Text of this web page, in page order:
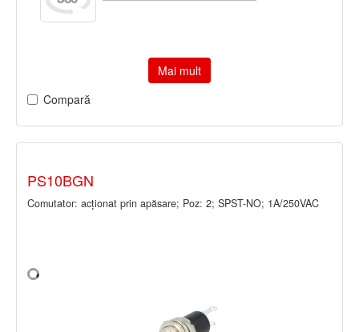
Mai mult
Compară
PS10BGN
Comutator: acţionat prin apăsare; Poz: 2; SPST-NO; 1A/250VAC